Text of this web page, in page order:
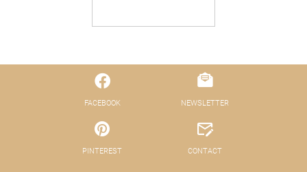
FACEBOOK
PINTEREST
NEWSLETTER
CONTACT